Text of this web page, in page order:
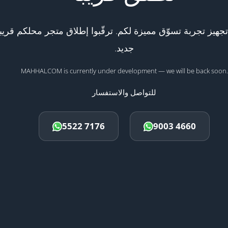
تجربة تسوّق مميزة لكم. ترقّبوا إطلاق متجر محلكم
جديد.
MAHHALCOM is currently under development — we will be back soon.
للتواصل والاستفسار
5522 7176 9003 4660